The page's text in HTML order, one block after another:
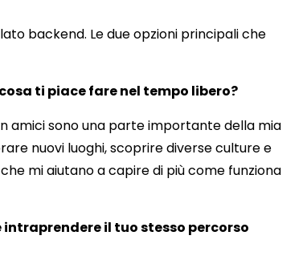
backend. Le due opzioni principali che
ti piace fare nel tempo libero?
amici sono una parte importante della mia
nuovi luoghi, scoprire diverse culture e
mi aiutano a capire di più come funziona
il tuo stesso percorso